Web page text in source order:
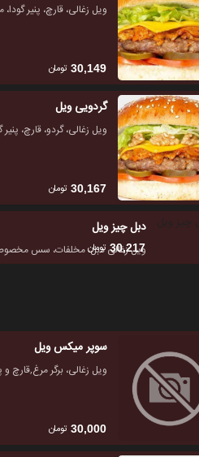
ویل زغالی، قارچ، پنیر
30,149 تومان
گردویی ویل
ویل زغالی، گردو، قارچ،
30,167 تومان
دبل چیز ویل
ویل زغالی دبل، مخلفات، سس
30,217 تومان
سوپر میکس ویل
ویل زغالی، برگر
30,000 تومان